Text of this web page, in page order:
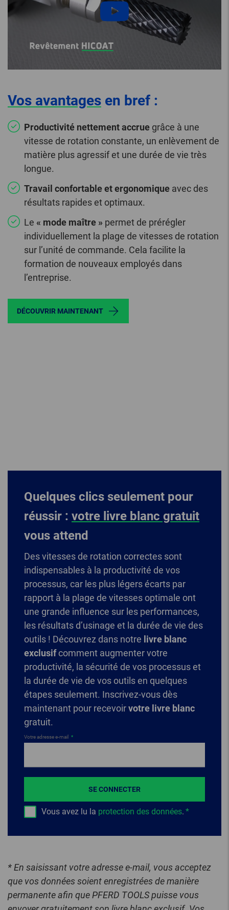
Vos avantages en bref :
Productivité nettement accrue grâce à une
vitesse de rotation constante, un enlèvement de
matière plus agressif et une durée de vie très
longue.
Travail confortable et ergonomique avec des
résultats rapides et optimaux.
Le « mode maître » permet de prérégler
individuellement la plage de vitesses de rotation
sur l’unité de commande. Cela facilite la
formation de nouveaux employés dans
l’entreprise.
DÉCOUVRIR MAINTENANT
Quelques clics seulement pour
réussir : votre livre blanc gratuit
vous attend
Des vitesses de rotation correctes sont
indispensables à la productivité de vos
processus, car les plus légers écarts par
rapport à la plage de vitesses optimale ont
une grande influence sur les performances,
les résultats d’usinage et la durée de vie des
outils ! Découvrez dans notre livre blanc
exclusifcomment augmenter votre
productivité, la sécurité de vos processus et
la durée de vie de vos outils en quelques
étapes seulement. Inscrivez-vous dès
maintenant pour recevoirvotre livre blanc
gratuit.
Votre adresse e-mail
Vous avez lu la protection des données.
SE CONNECTER
* En saisissant votre adresse e-mail, vous acceptez
que vos données soient enregistrées de manière
permanente afin que PFERD TOOLS puisse vous